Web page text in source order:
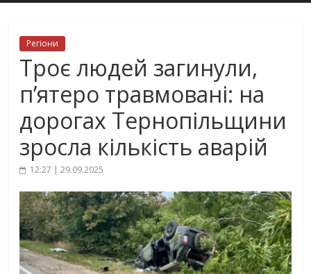
Регіони
Троє людей загинули,
п’ятеро травмовані: на
дорогах Тернопільщини
зросла кількість аварій
12:27 | 29.09.2025